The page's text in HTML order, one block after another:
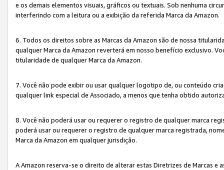
e os demais elementos visuais, gráficos ou textuais. Sob nenhuma
interferindo com a leitura ou a exibição da referida Marca da Amazon.
6. Todos os direitos sobre as Marcas da Amazon são de nossa
qualquer Marca da Amazon reverterá em nosso benefício exclusivo.
titularidade de qualquer Marca da Amazon.
7. Você não pode exibir ou usar qualquer logotipo de, ou conteúdo
qualquer link especial de Associado, a menos que tenha obtido
8. Você não poderá usar ou requerer o registro de qualquer marca
poderá usar ou requerer o registro de qualquer marca registrada,
Marca da Amazon em qualquer jurisdição.
A Amazon reserva-se o direito de alterar estas Diretrizes de Marcas e